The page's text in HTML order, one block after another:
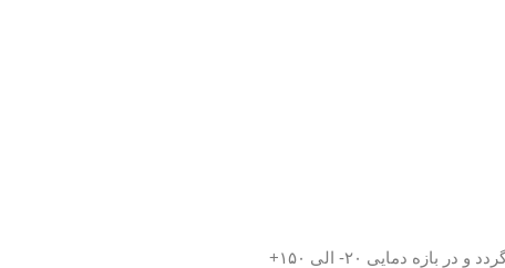
کانال فلکسیبل از جنس آلومینیوم لمینیت شده با پلی استر و یک مفتول فنری ساخته شده است.لوله خرطومی فویلی در طول ۱۰ متر تولید می گردد و در بازه دمایی ۲۰- الی ۱۵۰+